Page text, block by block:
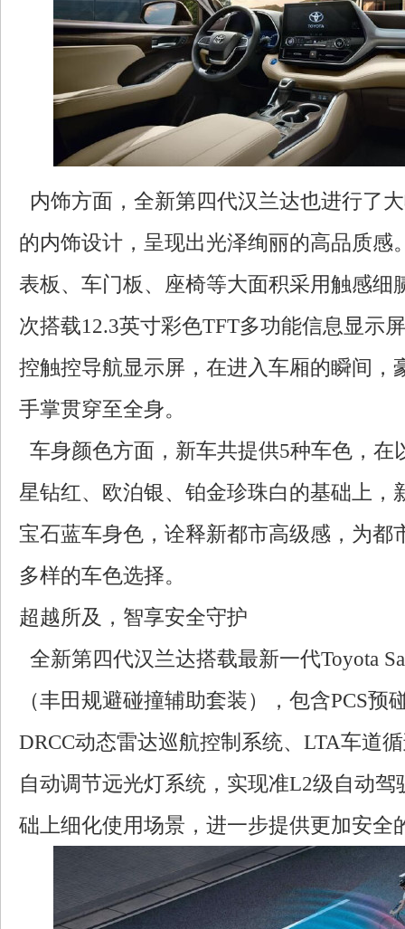
内饰方面，全新第四代汉兰达也进行了
的内饰设计，呈现出光泽绚丽的高品质感
表板、车门板、座椅等大面积采用触感细
次搭载12.3英寸彩色TFT多功能信息显示
控触控导航显示屏，在进入车厢的瞬间，
手掌贯穿至全身。
车身颜色方面，新车共提供5种车色，在
星钻红、欧泊银、铂金珍珠白的基础上，
宝石蓝车身色，诠释新都市高级感，为都
多样的车色选择。
超越所及，智享安全守护
全新第四代汉兰达搭载最新一代Toyota
（丰田规避碰撞辅助套装），包含PCS预
DRCC动态雷达巡航控制系统、LTA车道
自动调节远光灯系统，实现准L2级自动驾
础上细化使用场景，进一步提供更加安全